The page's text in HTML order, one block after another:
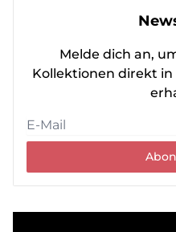
Melde dich an,
Kollektionen direkt